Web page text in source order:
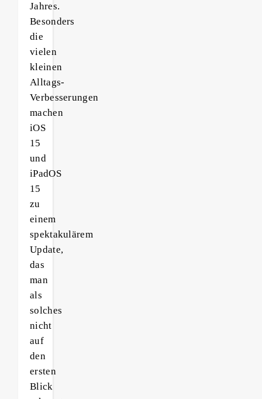
Jahres.
Besonders
die
vielen
kleinen
Alltags-
Verbesserungen
machen
iOS
15
und
iPadOS
15
zu
einem
spektakulärem
Update,
das
man
als
solches
nicht
auf
den
ersten
Blick